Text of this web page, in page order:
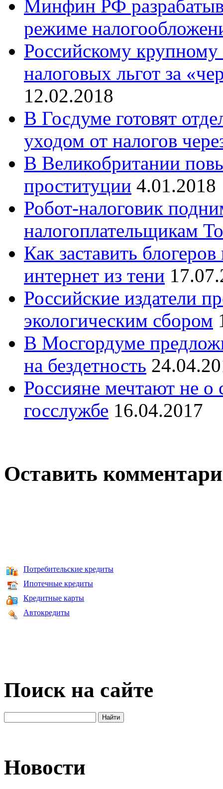
Минфин РФ
режиме
Российскому
налоговых льгот за
12.02.2018
В Госдуме готовят
уходом от налогов
В Великобритании
проституции 4.01.2018
Робот-налоговик
налогоплательщикам
Как заставить
интернет из тени
Российские издатели
экологическим сбором
В Мосгордуме
на бездетность
Россияне мечтают не о
госслужбе 16.04.2017
Оставить
Потребительские кредиты
Ипотечные кредиты
Кредитные карты
Автокредиты
Поиск на сайте
Новости